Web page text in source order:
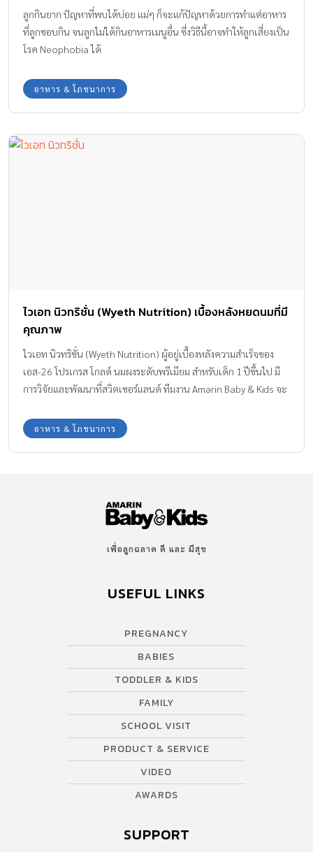
ลูกกินยาก ปัญหาที่พบได้บ่อย แม่ๆ ก็จะแก้ปัญหาด้วยการทำแต่อาหาร
ที่ลูกชอบกิน จนลูกไม่ได้กินอาหารเมนูอื่น ซึ่งวิธีนี้อาจทำให้ลูกเสี่ยงเป็น
โรค Neophobia ได้
อาหาร & โภชนาการ
ไวเอท นิวทริชั่น (Wyeth Nutrition) เบื้องหลังหยดนมที่มี
คุณภาพ
ไวเอท นิวทริชั่น (Wyeth Nutrition) ผู้อยู่เบื้องหลังความสำเร็จของ
เอส-26 โปรเกรส โกลด์ นมผงระดับพรีเมียม สำหรับเด็ก 1 ปีขึ้นไป มี
การวิจัยและพัฒนาที่สวิตเซอร์แลนด์ ทีมงาน Amarin Baby & Kids จะ
มากขึ้นค่ะ
อาหาร & โภชนาการ
เพื่อลูกฉลาด ดี และ มีสุข
USEFUL LINKS
PREGNANCY
BABIES
TODDLER & KIDS
FAMILY
SCHOOL VISIT
PRODUCT & SERVICE
VIDEO
AWARDS
SUPPORT